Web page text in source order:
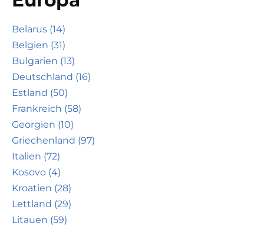
Belarus (14)
Belgien (31)
Bulgarien (13)
Deutschland (16)
Estland (50)
Frankreich (58)
Georgien (10)
Griechenland (97)
Italien (72)
Kosovo (4)
Kroatien (28)
Lettland (29)
Litauen (59)